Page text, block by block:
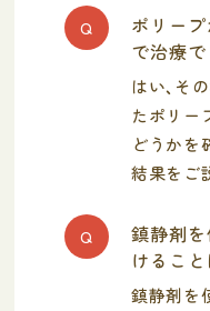
Q
ポリー
で治療
はい、そ
たポリー
どうかを
結果をご
Q
鎮静剤
けるこ
鎮静剤を